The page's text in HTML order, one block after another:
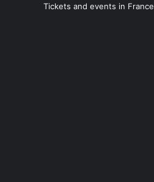
Tickets and events in France